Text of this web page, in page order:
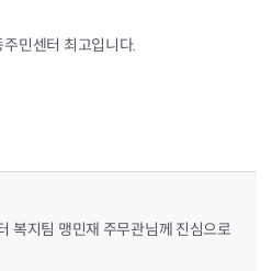
민센터 최고입니다.
복지팀 맹민재 주무관님께 진심으로